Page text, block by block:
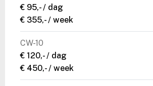
€ 95,- / dag
€ 355,- / week
CW-10
€ 120,- / dag
€ 450,- / week